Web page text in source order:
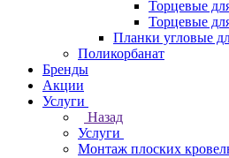
Торцевые
Торцевые
Планки угловые
Поликорбанат
Бренды
Акции
Услуги
Назад
Услуги
Монтаж плоских